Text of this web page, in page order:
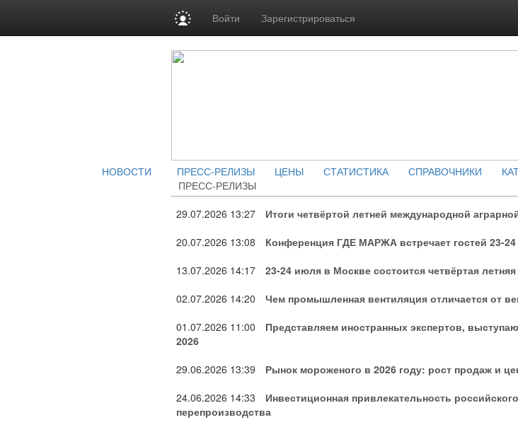
Войти Зарегистрироваться
НОВОСТИ ПРЕСС-РЕЛИЗЫ ЦЕНЫ СТАТИСТИКА СПРАВОЧНИКИ
ПРЕСС-РЕЛИЗЫ
29.07.2026 13:27
Итоги четвёртой летней международной
20.07.2026 13:08
Конференция ГДЕ МАРЖА встречает гостей 23-
13.07.2026 14:17
23-24 июля в Москве состоится четвёртая
02.07.2026 14:20
Чем промышленная вентиляция отличается от
01.07.2026 11:00
Представляем иностранных экспертов,
2026
29.06.2026 13:39
Рынок мороженого в 2026 году: рост продаж и
24.06.2026 14:33
Инвестиционная привлекательность
перепроизводства